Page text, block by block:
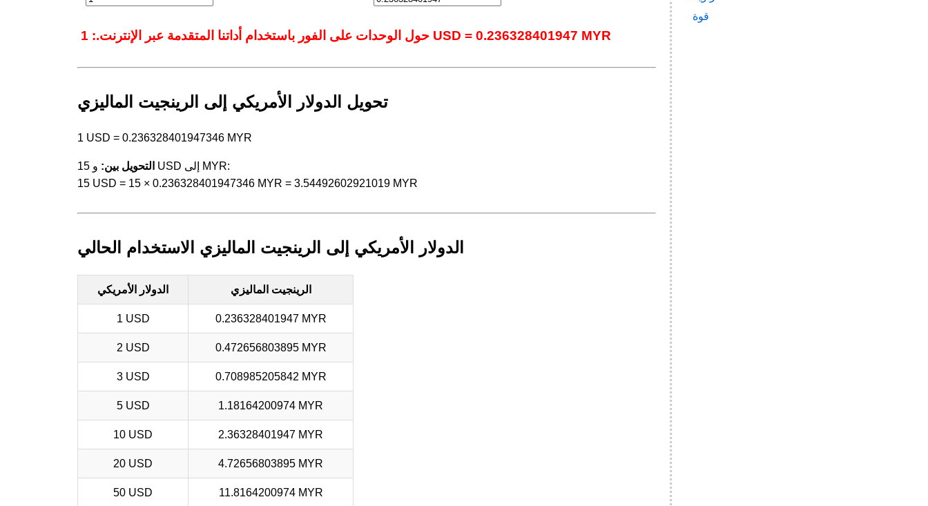
حول الوحدات على الفور باستخدام أداتنا المتقدمة عبر الإنترنت.: 1 USD = 0.236328401947 MYR
تحويل الدولار الأمريكي إلى الرينجيت الماليزي
1 USD = 0.236328401947346 MYR
التحويل بين:
و 15 USD إلى MYR:
15 USD = 15 × 0.236328401947346 MYR = 3.54492602921019 MYR
الدولار الأمريكي إلى الرينجيت الماليزي الاستخدام الحالي
الدولار الأمريكي الرينجيت الماليزي
1 USD 0.236328401947 MYR
2 USD 0.472656803895 MYR
3 USD 0.708985205842 MYR
5 USD 1.18164200974 MYR
10 USD 2.36328401947 MYR
20 USD 4.72656803895 MYR
50 USD 11.8164200974 MYR
قوة